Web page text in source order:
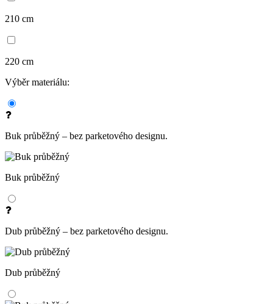
210 cm
220 cm
Výběr materiálu:
Buk průběžný – bez parketového designu.
Buk průběžný
Dub průběžný – bez parketového designu.
Dub průběžný